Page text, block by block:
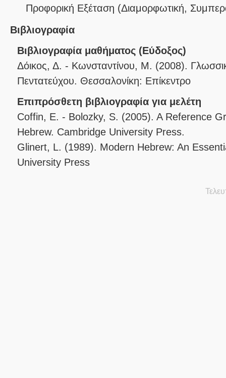
Προφορική Εξέταση (Διαμορφωτική,
Βιβλιογραφία
Βιβλιογραφία μαθήματος (Εύδοξος)
Δόικος, Δ. - Κωνσταντίνου, Μ. (2008).
Πεντατεύχου. Θεσσαλονίκη: Επίκεντρο
Επιπρόσθετη βιβλιογραφία για μελέτη
Coffin, E. - Bolozky, S. (2005). A Reference
Hebrew. Cambridge University Press.
Glinert, L. (1989). Modern Hebrew: An
University Press